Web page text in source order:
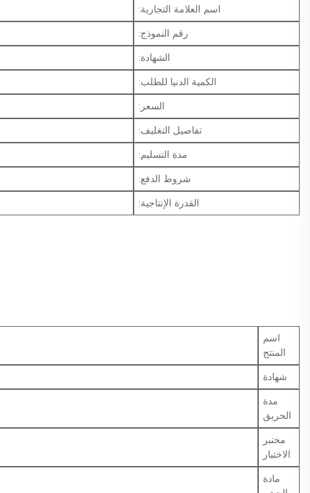
اسم العلامة التجارية:
رقم النموذج:
الشهادة:
الكمية الدنيا للطلب:
السعر:
تفاصيل التغليف:
مدة التسليم:
شروط الدفع:
القدرة الإنتاجية:
اسم
المنتج
شهادة
مدة
الحريق
مختبر
الاختبار
مادة